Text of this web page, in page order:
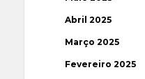
Abril 2025
Março 2025
Fevereiro 2025